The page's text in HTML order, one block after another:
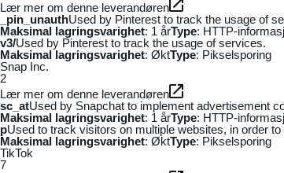
Lær mer om denne leverandøren
_pin_unauthUsed by Pinterest to track the usage of
Maksimal lagringsvarighet: 1 årType: HTTP-
v3/Used by Pinterest to track the usage of services.
Maksimal lagringsvarighet: ØktType: Pikselsporing
Snap Inc.
2
Lær mer om denne leverandøren
sc_atUsed by Snapchat to implement advertisement
Maksimal lagringsvarighet: 1 årType: HTTP-
pUsed to track visitors on multiple websites, in order
Maksimal lagringsvarighet: ØktType: Pikselsporing
TikTok
7